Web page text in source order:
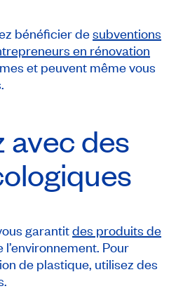
bénéficier desubventions
en rénovation
et peuvent même vous
avec des
garantitdes produits de
Pour
de plastique, utilisez des